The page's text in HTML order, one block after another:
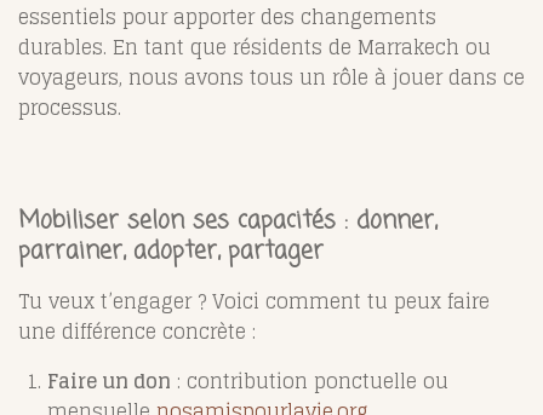
essentiels pour apporter des changements
durables. En tant que résidents de Marrakech ou
voyageurs, nous avons tous un rôle à jouer dans ce
processus.
Mobiliser selon ses capacités : donner,
parrainer, adopter, partager
Tu veux t’engager ? Voici comment tu peux faire
une différence concrète :
Faire un don : contribution ponctuelle ou